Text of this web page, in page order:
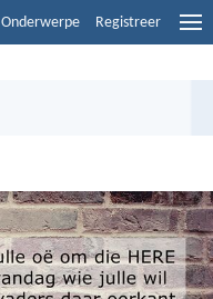
Onderwerpe Registreer